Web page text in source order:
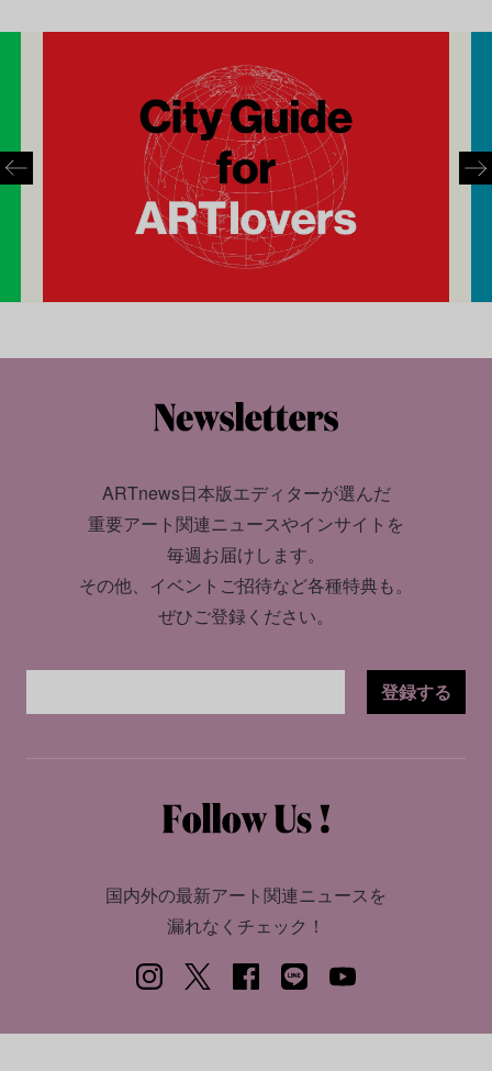
ARTnews日本版エディターが選んだ
重要アート関連ニュースやインサイトを
毎週お届けします。
その他、イベントご招待など各種特典も。
ぜひご登録ください。
登録する
国内外の最新アート関連ニュースを
漏れなくチェック！